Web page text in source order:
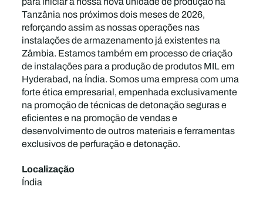
Tanzânia nos próximos dois meses de 2026,
reforçando assim as nossas operações nas
instalações de armazenamento já existentes na
Zâmbia. Estamos também em processo de criação
de instalações para a produção de produtos MIL em
Hyderabad, na Índia. Somos uma empresa com uma
forte ética empresarial, empenhada exclusivamente
na promoção de técnicas de detonação seguras e
eficientes e na promoção de vendas e
desenvolvimento de outros materiais e ferramentas
exclusivos de perfuração e detonação.
Localização
Índia